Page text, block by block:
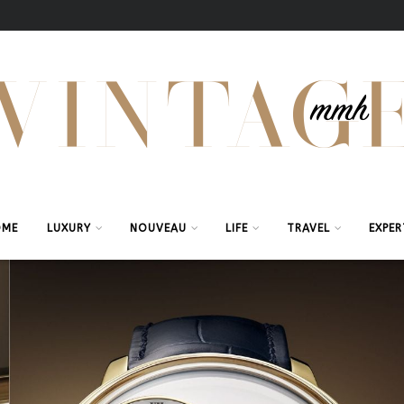
LUXURY NOUVEAU LIFE TRAVEL